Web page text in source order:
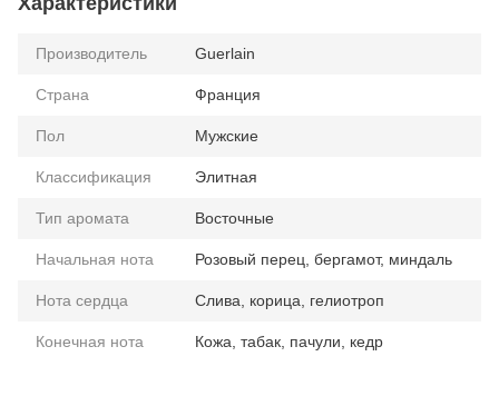
Производитель Guerlain
Страна Франция
Пол Мужские
Классификация Элитная
Тип аромата Восточные
Начальная нота Розовый перец, бергамот, миндаль
Нота сердца Слива, корица, гелиотроп
Конечная нота Кожа, табак, пачули, кедр